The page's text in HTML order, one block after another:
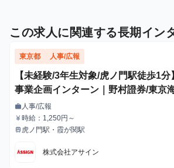
この求人に関連する長期イン
東京都 人事/広報
【未経験/3年生対象/虎ノ門駅徒歩1分
事業企画インターン｜野村證券/東京
センチュア出身社員の直下！ 【服装
由・ネイルOK】
職種
work 人事/広報
給与
currency_yen時給：1,250円～
最寄駅
train 虎ノ門駅・霞が関駅
株式会社アサイン